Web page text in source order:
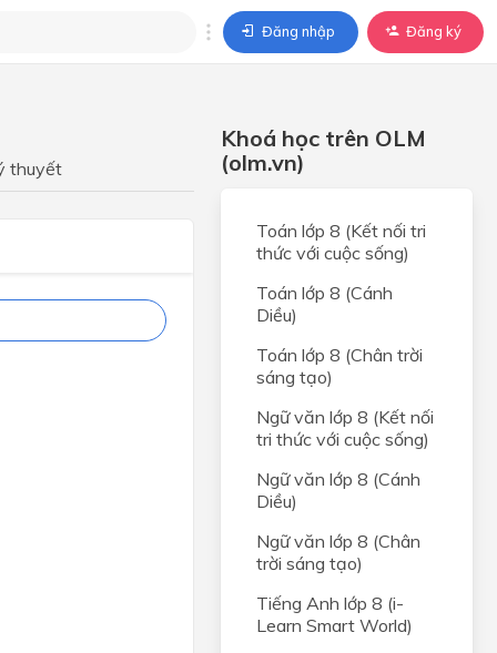
Đăng nhập Đăng ký
thuyết
Khoá học trên OLM
(olm.vn)
Toán lớp 8 (Kết nối tri
thức với cuộc sống)
Toán lớp 8 (Cánh
Diều)
Toán lớp 8 (Chân trời
sáng tạo)
Ngữ văn lớp 8 (Kết nối
tri thức với cuộc sống)
Ngữ văn lớp 8 (Cánh
Diều)
Ngữ văn lớp 8 (Chân
trời sáng tạo)
Tiếng Anh lớp 8 (i-
Learn Smart World)